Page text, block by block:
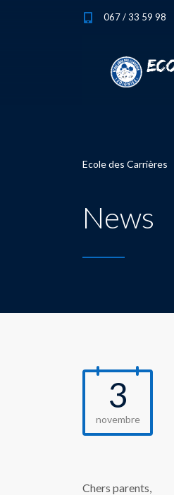
067 / 33 59 98
Ecole des Carrières
News
3
novembre
Chers parents,